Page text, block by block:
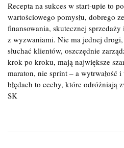
Recepta na sukces w start-upie to
wartościowego pomysłu, dobrego
finansowania, skutecznej
z wyzwaniami. Nie ma jednej
słuchać klientów, oszczędnie
krok po kroku, mają największe
maraton, nie sprint – a wytrwałość
błędach to cechy, które odróżniają
SK